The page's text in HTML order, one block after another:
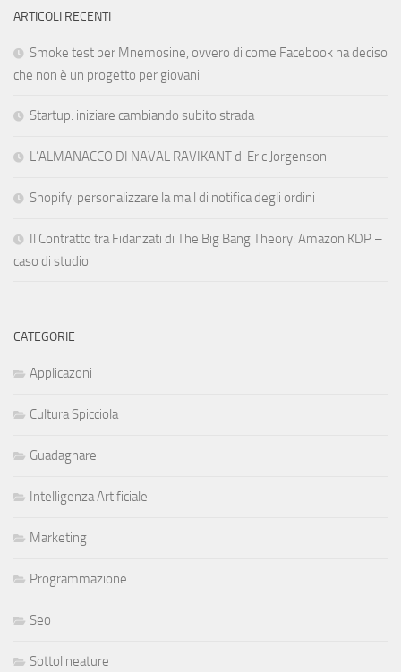
ARTICOLI RECENTI
Smoke test per Mnemosine, ovvero di come Facebook ha deciso
che non è un progetto per giovani
Startup: iniziare cambiando subito strada
L’ALMANACCO DI NAVAL RAVIKANT di Eric Jorgenson
Shopify: personalizzare la mail di notifica degli ordini
Il Contratto tra Fidanzati di The Big Bang Theory: Amazon KDP –
caso di studio
CATEGORIE
Applicazoni
Cultura Spicciola
Guadagnare
Intelligenza Artificiale
Marketing
Programmazione
Seo
Sottolineature